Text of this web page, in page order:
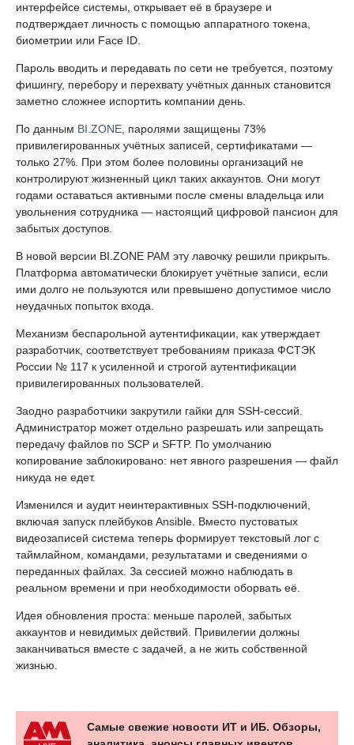
интерфейсе системы, открывает её в браузере и
подтверждает личность с помощью аппаратного токена,
биометрии или Face ID.
Пароль вводить и передавать по сети не требуется, поэтому
фишингу, перебору и перехвату учётных данных становится
заметно сложнее испортить компании день.
По данным BI.ZONE, паролями защищены 73%
привилегированных учётных записей, сертификатами —
только 27%. При этом более половины организаций не
контролируют жизненный цикл таких аккаунтов. Они могут
годами оставаться активными после смены владельца или
увольнения сотрудника — настоящий цифровой пансион для
забытых доступов.
В новой версии BI.ZONE PAM эту лавочку решили прикрыть.
Платформа автоматически блокирует учётные записи, если
ими долго не пользуются или превышено допустимое число
неудачных попыток входа.
Механизм беспарольной аутентификации, как утверждает
разработчик, соответствует требованиям приказа ФСТЭК
России № 117 к усиленной и строгой аутентификации
привилегированных пользователей.
Заодно разработчики закрутили гайки для SSH-сессий.
Администратор может отдельно разрешать или запрещать
передачу файлов по SCP и SFTP. По умолчанию
копирование заблокировано: нет явного разрешения — файл
никуда не едет.
Изменился и аудит неинтерактивных SSH-подключений,
включая запуск плейбуков Ansible. Вместо пустоватых
видеозаписей система теперь формирует текстовый лог с
таймлайном, командами, результатами и сведениями о
переданных файлах. За сессией можно наблюдать в
реальном времени и при необходимости оборвать её.
Идея обновления проста: меньше паролей, забытых
аккаунтов и невидимых действий. Привилегии должны
заканчиваться вместе с задачей, а не жить собственной
жизнью.
Самые свежие новости ИТ и ИБ. Обзоры,